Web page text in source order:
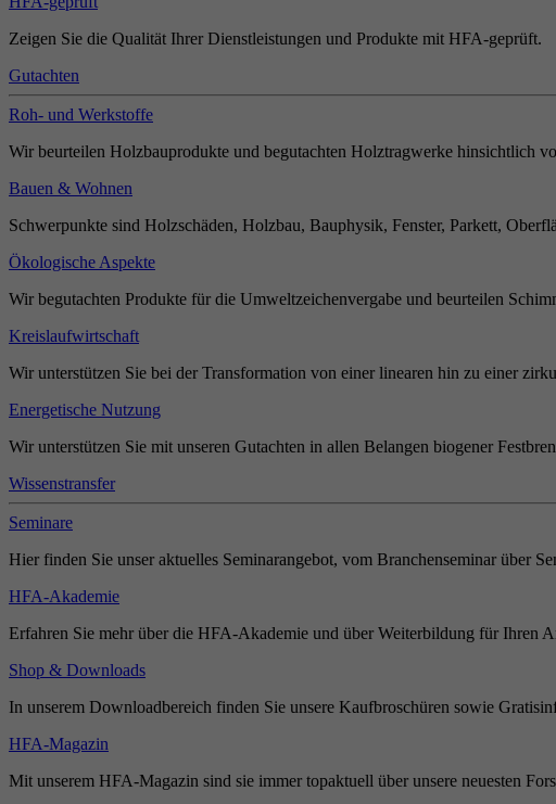
Zeigen Sie die Qualität Ihrer Dienstleistungen und Produkte mit HFA-geprüft.
Gutachten
Roh- und Werkstoffe
Wir beurteilen Holzbauprodukte und begutachten Holztragwerke hinsichtlich
Bauen & Wohnen
Schwerpunkte sind Holzschäden, Holzbau, Bauphysik, Fenster, Parkett,
Ökologische Aspekte
Wir begutachten Produkte für die Umweltzeichenvergabe und beurteilen
Kreislaufwirtschaft
Wir unterstützen Sie bei der Transformation von einer linearen hin zu einer
Energetische Nutzung
Wir unterstützen Sie mit unseren Gutachten in allen Belangen biogener
Wissenstransfer
Seminare
Hier finden Sie unser aktuelles Seminarangebot, vom Branchenseminar über
HFA-Akademie
Erfahren Sie mehr über die HFA-Akademie und über Weiterbildung für Ihren
Shop & Downloads
In unserem Downloadbereich finden Sie unsere Kaufbroschüren sowie
HFA-Magazin
Mit unserem HFA-Magazin sind sie immer topaktuell über unsere neuesten